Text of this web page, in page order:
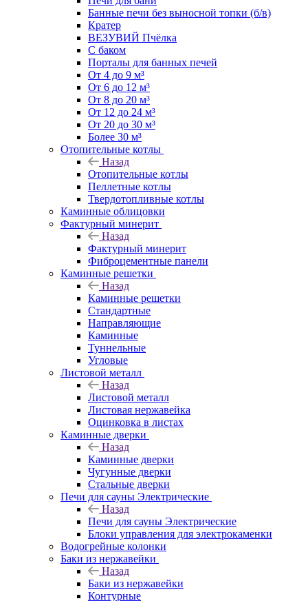
Банные печи без выносной топки (б/в)
Кратер
ВЕЗУВИЙ Пчёлка
С баком
Порталы для банных печей
От 4 до 9 м³
От 6 до 12 м³
От 8 до 20 м³
От 12 до 24 м³
От 20 до 30 м³
Более 30 м³
Отопительные котлы
Назад
Отопительные котлы
Пеллетные котлы
Твердотопливные котлы
Каминные облицовки
Фактурный минерит
Назад
Фактурный минерит
Фиброцементные панели
Каминные решетки
Назад
Каминные решетки
Стандартные
Направляющие
Каминные
Туннельные
Угловые
Листовой металл
Назад
Листовой металл
Листовая нержавейка
Оцинковка в листах
Каминные дверки
Назад
Каминные дверки
Чугунные дверки
Стальные дверки
Печи для сауны Электрические
Назад
Печи для сауны Электрические
Блоки управления для электрокаменки
Водогрейные колонки
Баки из нержавейки
Назад
Баки из нержавейки
Контурные